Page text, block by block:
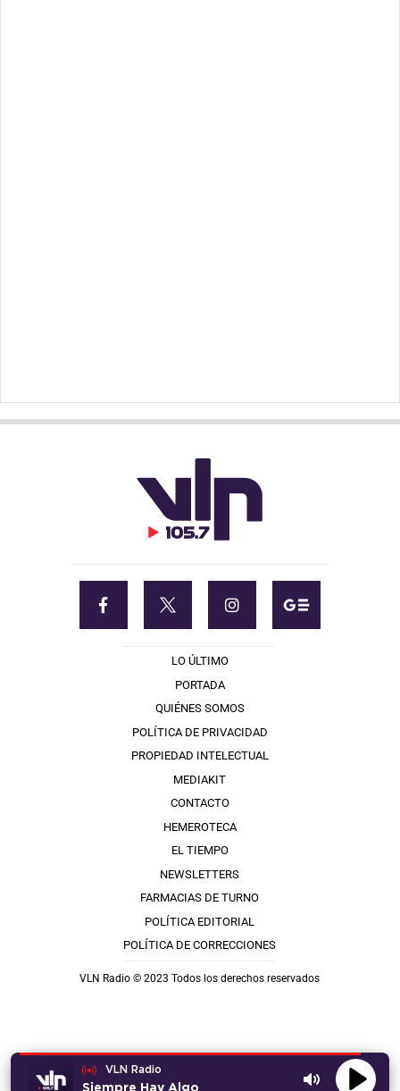
VLN Radio
Siempre Hay Algo
LO ÚLTIMO
PORTADA
QUIÉNES SOMOS
POLÍTICA DE PRIVACIDAD
PROPIEDAD INTELECTUAL
MEDIAKIT
CONTACTO
HEMEROTECA
EL TIEMPO
NEWSLETTERS
FARMACIAS DE TURNO
POLÍTICA EDITORIAL
POLÍTICA DE CORRECCIONES
VLN Radio © 2023 Todos los derechos reservados